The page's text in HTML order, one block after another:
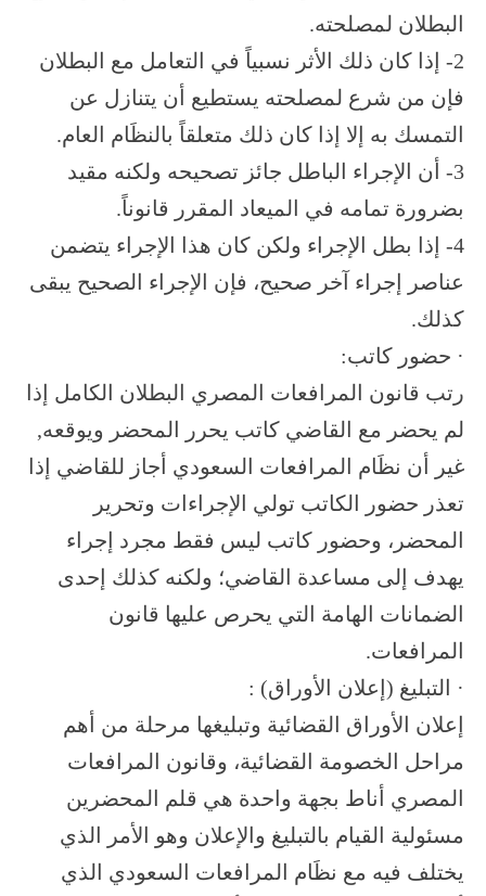
البطلان لمصلحته.
2- إذا كان ذلك الأثر نسبياً في التعامل مع البطلان
فإن من شرع لمصلحته يستطيع أن يتنازل عن
التمسك به إلا إذا كان ذلك متعلقاً بالنظَام العام.
3- أن الإجراء الباطل جائز تصحيحه ولكنه مقيد
بضرورة تمامه في الميعاد المقرر قانوناً.
4- إذا بطل الإجراء ولكن كان هذا الإجراء يتضمن
عناصر إجراء آخر صحيح، فإن الإجراء الصحيح يبقى
كذلك.
· حضور كاتب:
رتب قانون المرافعات المصري البطلان الكامل إذا
لم يحضر مع القاضي كاتب يحرر المحضر ويوقعه,
غير أن نظَام المرافعات السعودي أجاز للقاضي إذا
تعذر حضور الكاتب تولي الإجراءات وتحرير
المحضر، وحضور كاتب ليس فقط مجرد إجراء
يهدف إلى مساعدة القاضي؛ ولكنه كذلك إحدى
الضمانات الهامة التي يحرص عليها قانون
المرافعات.
· التبليغ (إعلان الأوراق) :
إعلان الأوراق القضائية وتبليغها مرحلة من أهم
مراحل الخصومة القضائية، وقانون المرافعات
المصري أناط بجهة واحدة هي قلم المحضرين
مسئولية القيام بالتبليغ والإعلان وهو الأمر الذي
يختلف فيه مع نظَام المرافعات السعودي الذي